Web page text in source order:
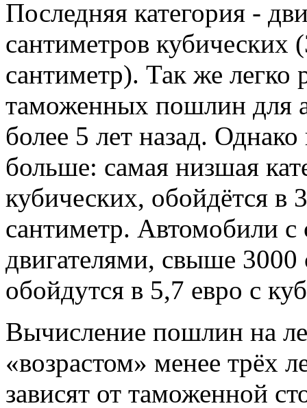
Последняя категория -
сантиметров кубических
сантиметр). Так же легко
таможенных пошлин для
более 5 лет назад.
больше: самая низшая
кубических, обойдётся в
сантиметр. Автомобили
двигателями, свыше 3000
обойдутся в 5,7 евро с
Вычисление пошлин на
«возрастом» менее трёх
зависят от таможенной